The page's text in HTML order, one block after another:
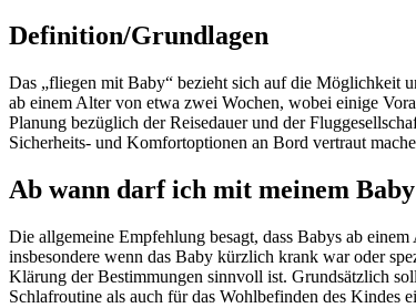
Definition/Grundlagen
Das „fliegen mit Baby“ bezieht sich auf die Möglichkeit
ab einem Alter von etwa zwei Wochen, wobei einige
Planung bezüglich der Reisedauer und der
Sicherheits- und Komfortoptionen an Bord vertraut
Ab wann darf ich mit meinem
Die allgemeine Empfehlung besagt, dass Babys ab
insbesondere wenn das Baby kürzlich krank war oder
Klärung der Bestimmungen sinnvoll ist. Grundsätzlich
Schlafroutine als auch für das Wohlbefinden des Kindes